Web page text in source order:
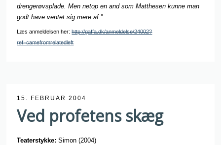
drengerøvsplade. Men netop en and som Matthesen kunne man
godt have ventet sig mere af.”
Læs anmeldelsen her:http://gaffa.dk/anmeldelse/24002?
ref=camefromrelatedleft
15. FEBRUAR 2004
Ved profetens skæg
Teaterstykke:Simon (2004)